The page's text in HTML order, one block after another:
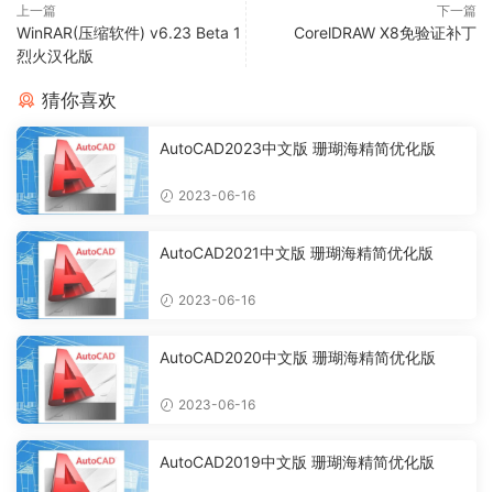
上一篇
WinRAR(压缩软件) v6.23 Beta 1
烈火汉化版
下一篇
CorelDRAW X8免验证补丁
猜你喜欢
AutoCAD2023中文版 珊瑚海精简优化版
2023-06-16
AutoCAD2021中文版 珊瑚海精简优化版
2023-06-16
AutoCAD2020中文版 珊瑚海精简优化版
2023-06-16
AutoCAD2019中文版 珊瑚海精简优化版